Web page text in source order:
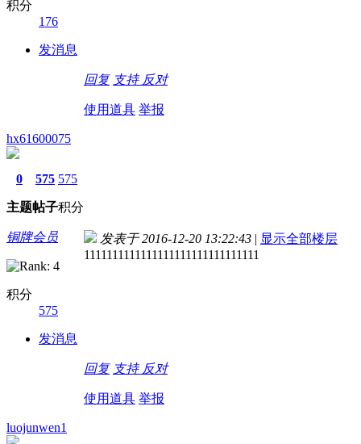
积分
176
发消息
回复 支持 反对
使用道具 举报
hx61600075
0
主题
575
帖子
575
积分
铜牌会员
积分
575
发消息
发表于 2016-12-20 13:22:43 | 显示全部楼层
1111111111111111111111111111111
回复 支持 反对
使用道具 举报
luojunwen1